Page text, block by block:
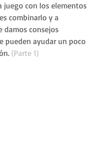
juego con los elementos
combinarlo y a
damos consejos
pueden ayudar un poco
(Parte 1)